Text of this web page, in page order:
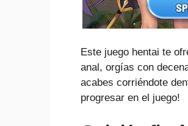
Este juego hentai te
anal, orgías con
acabes corriéndote
progresar en el juego!